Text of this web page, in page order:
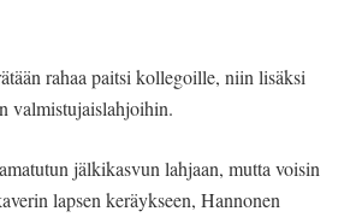
rahaa paitsi kollegoille, niin lisäksi
valmistujaislahjoihin.
jälkikasvun lahjaan, mutta voisin
lapsen keräykseen, Hannonen